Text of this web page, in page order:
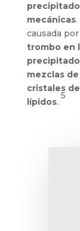
mecánicas.
causada
trombo en
mezclas
cristales
lípidos.
5